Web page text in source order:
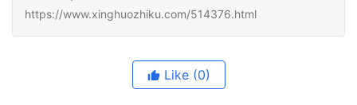
https://www.xinghuozhiku.com/514376.html
Like (0)